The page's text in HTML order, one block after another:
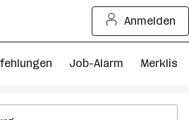
Anmelden
Job-Alarm Merkliste